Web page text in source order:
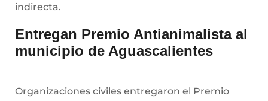
indirecta.
Entregan Premio Antianimalista al
municipio de Aguascalientes
Organizaciones civiles entregaron el Premio